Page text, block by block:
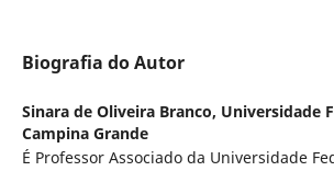
Biografia do Autor
Sinara de Oliveira Branco, Universidade
Campina Grande
É Professor Associado da Universidade